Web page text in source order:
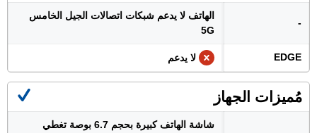
-
الهاتف لا يدعم شبكات اتصالات الجيل الخامس
5G
EDGE لا يدعم
مُميزات الجهاز
شاشة الهاتف كبيرة بحجم 6.7 بوصة تغطي